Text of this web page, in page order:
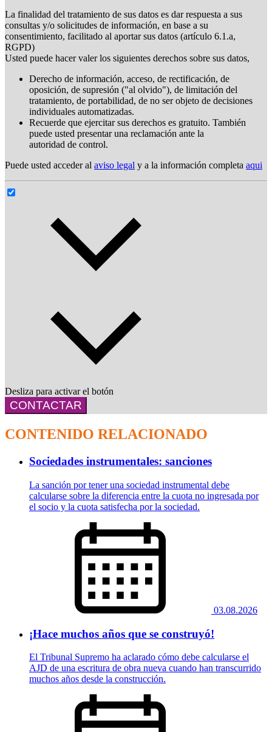
La finalidad del tratamiento de sus datos es dar respuesta a sus
consultas y/o solicitudes de información, en base a su
consentimiento, facilitado al aportar sus datos (artículo 6.1.a,
RGPD)
Usted puede hacer valer los siguientes derechos sobre sus datos,
Derecho de información, acceso, de rectificación, de
oposición, de supresión ("al olvido"), de limitación del
tratamiento, de portabilidad, de no ser objeto de decisiones
individuales automatizadas.
Recuerde que ejercitar sus derechos es gratuito. También
puede usted presentar una reclamación ante la
autoridad de control.
Puede usted acceder al aviso legal y a la información completa aqui
Desliza para activar el botón
CONTACTAR
CONTENIDO RELACIONADO
Sociedades instrumentales: sanciones
La sanción por tener una sociedad instrumental debe
calcularse sobre la diferencia entre la cuota no ingresada por
el socio y la cuota satisfecha por la sociedad.
03.08.2026
¡Hace muchos años que se construyó!
El Tribunal Supremo ha aclarado cómo debe calcularse el
AJD de una escritura de obra nueva cuando han transcurrido
muchos años desde la construcción.